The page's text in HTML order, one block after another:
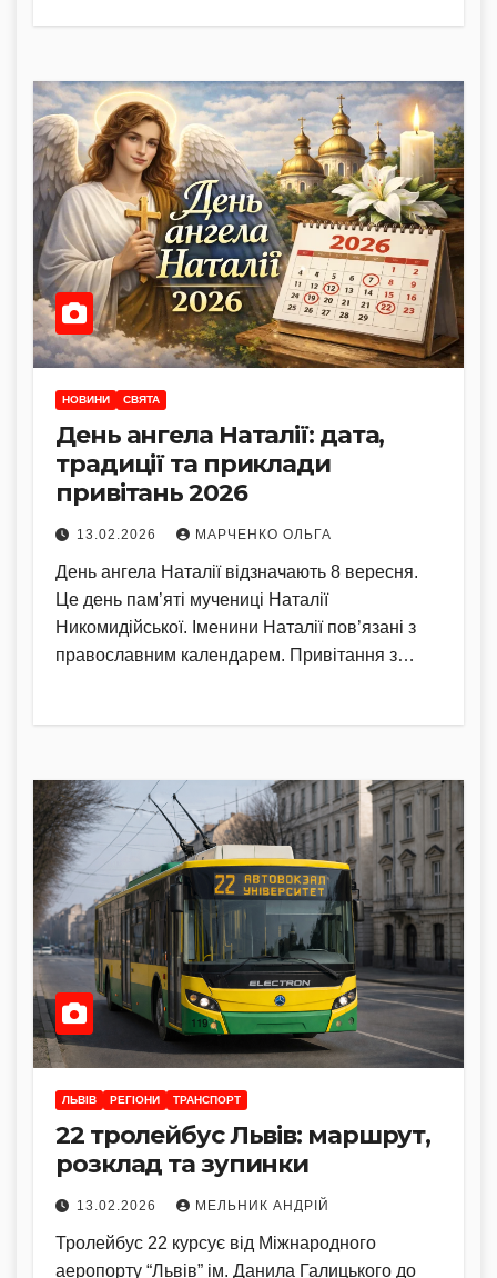
НОВИНИ СВЯТА
День ангела Наталії: дата,
традиції та приклади
привітань 2026
13.02.2026 МАРЧЕНКО ОЛЬГА
День ангела Наталії відзначають 8 вересня.
Це день пам’яті мучениці Наталії
Никомидійської. Іменини Наталії пов’язані з
православним календарем. Привітання з…
ЛЬВІВ РЕГІОНИ ТРАНСПОРТ
22 тролейбус Львів: маршрут,
розклад та зупинки
13.02.2026 МЕЛЬНИК АНДРІЙ
Тролейбус 22 курсує від Міжнародного
аеропорту “Львів” ім. Данила Галицького до